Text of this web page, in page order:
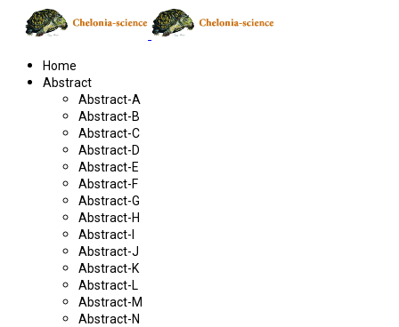
Home
Abstract
Abstract-A
Abstract-B
Abstract-C
Abstract-D
Abstract-E
Abstract-F
Abstract-G
Abstract-H
Abstract-I
Abstract-J
Abstract-K
Abstract-L
Abstract-M
Abstract-N